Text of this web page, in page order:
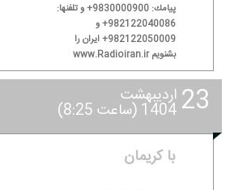
پیامك: 9830000900+ و تلفنها:
982122040086+ و
982122050009+ ایران را
بشنویم www.Radioiran.ir
23 اردیبهشت
1404 (ساعت 8:25)
با كریمان